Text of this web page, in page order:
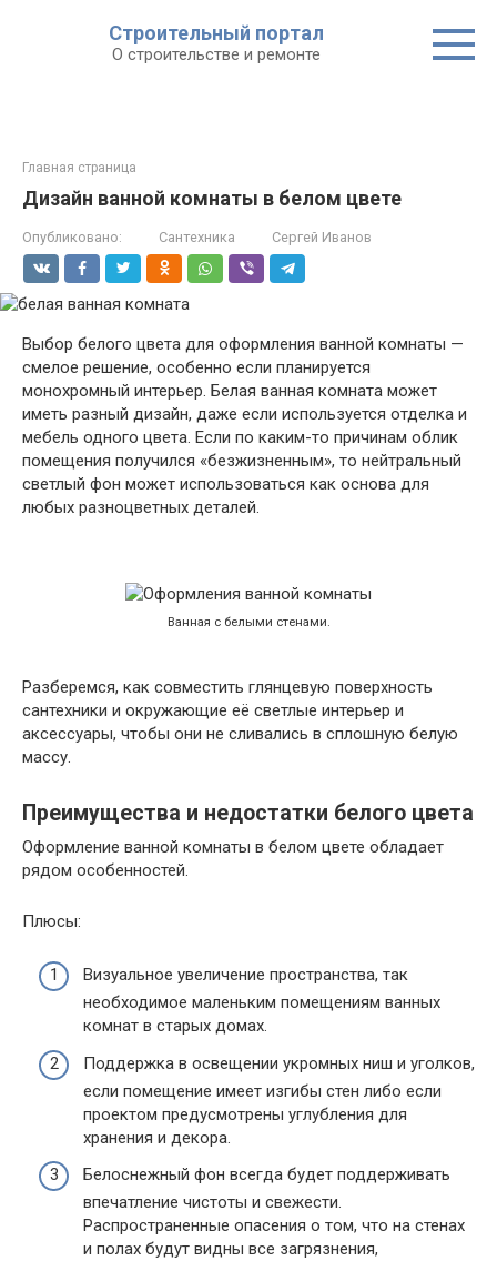
Строительный портал
О строительстве и ремонте
Главная страница
Дизайн ванной комнаты в белом цвете
Опубликовано: Сантехника Сергей Иванов
Выбор белого цвета для оформления ванной комнаты —
смелое решение, особенно если планируется
монохромный интерьер. Белая ванная комната может
иметь разный дизайн, даже если используется отделка и
мебель одного цвета. Если по каким-то причинам облик
помещения получился «безжизненным», то нейтральный
светлый фон может использоваться как основа для
любых разноцветных деталей.
Ванная с белыми стенами.
Разберемся, как совместить глянцевую поверхность
сантехники и окружающие еë светлые интерьер и
аксессуары, чтобы они не сливались в сплошную белую
массу.
Преимущества и недостатки белого цвета
Оформление ванной комнаты в белом цвете обладает
рядом особенностей.
Плюсы:
Визуальное увеличение пространства, так
необходимое маленьким помещениям ванных
комнат в старых домах.
Поддержка в освещении укромных ниш и уголков,
если помещение имеет изгибы стен либо если
проектом предусмотрены углубления для
хранения и декора.
Белоснежный фон всегда будет поддерживать
впечатление чистоты и свежести.
Распространенные опасения о том, что на стенах
и полах будут видны все загрязнения,